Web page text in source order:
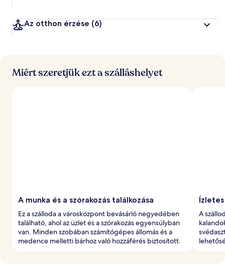
Az otthon érzése (6)
Miért szeretjük ezt a szálláshelyet
A munka és a szórakozás találkozása
Ez a szálloda a városközpont bevásárló negyedében
található, ahol az üzlet és a szórakozás egyensúlyban
van. Minden szobában számítógépes állomás és a
medence melletti bárhoz való hozzáférés biztosított.
A